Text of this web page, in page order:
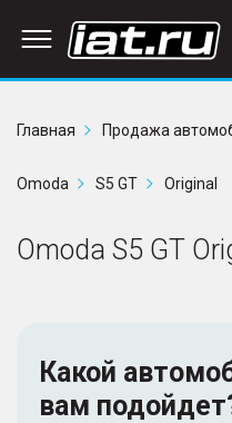
Главная
Продажа
Omoda S5 GT Original
Omoda S5 GT
Какой
вам